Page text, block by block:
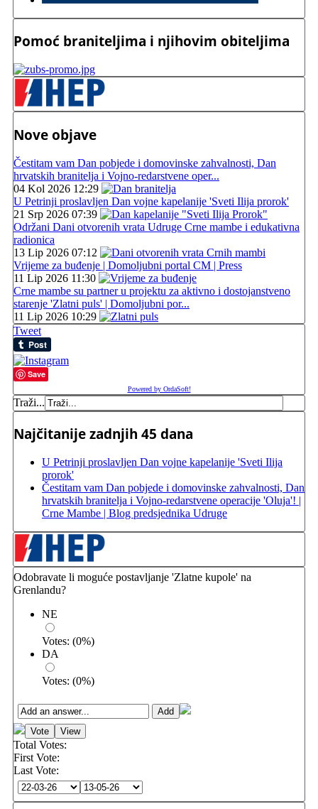
Pomoć braniteljima i njihovim obiteljima
Nove objave
Čestitam vam Dan pobjede i domovinske zahvalnosti, Dan
hrvatskih branitelja i Vojno-redarstvene oper...
04 Kol 2026 12:29
U Petrinji proslavljen Dan vojne kapelanije 'Sveti Ilija prorok'
21 Srp 2026 07:39
Održani Dani otvorenih vrata Udruge Crne mambe i edukativna
radionica
13 Lip 2026 07:12
Vrijeme za buđenje | Domoljubni portal CM | Press
11 Lip 2026 11:30
Crne mambe su partner u projektu za aktivno i dostojanstveno
starenje 'Zlatni puls' | Domoljubni por...
11 Lip 2026 10:29
Tweet
Save
Powered by OrdaSoft!
Traži...
Najčitanije zadnjih 45 dana
U Petrinji proslavljen Dan vojne kapelanije 'Sveti Ilija
prorok'
Čestitam vam Dan pobjede i domovinske zahvalnosti, Dan
hrvatskih branitelja i Vojno-redarstvene operacije 'Oluja'! |
Crne Mambe | Blog predsjednika Udruge
Odobravate li moguće postavljanje 'Zlatne kupole' na
Grenlandu?
NE
Votes: (0%)
DA
Votes: (0%)
Total Votes:
First Vote:
Last Vote: